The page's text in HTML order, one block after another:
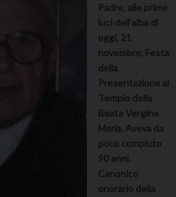
Padre, alle prime
luci dell’alba di
oggi, 21
novembre, Festa
della
Presentazione al
Tempio della
Beata Vergine
Maria. Aveva da
poco compiuto
90 anni.
Canonico
onorario della